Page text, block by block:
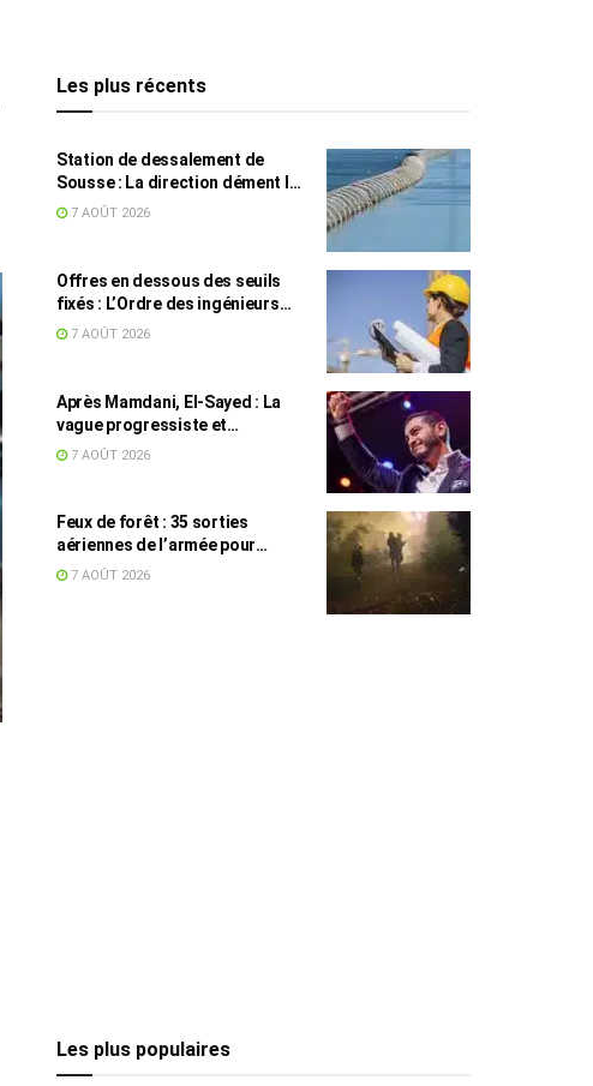
Les plus récents
Station de dessalement de
Sousse : La direction dément les
rumeurs sur une eau impropre à
7 AOÛT 2026
Offres en dessous des seuils
fixés : L’Ordre des ingénieurs
hausse le ton
7 AOÛT 2026
Après Mamdani, El-Sayed : La
vague progressiste et
musulmane résiste à l’argent de
7 AOÛT 2026
Feux de forêt : 35 sorties
aériennes de l’armée pour
appuyer les secours
7 AOÛT 2026
Les plus populaires